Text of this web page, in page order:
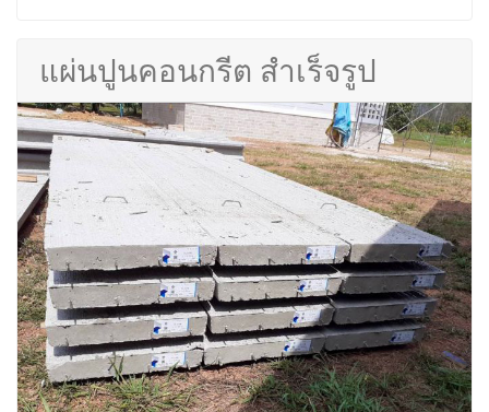
แผ่นปูนคอนกรีต สำเร็จรูป